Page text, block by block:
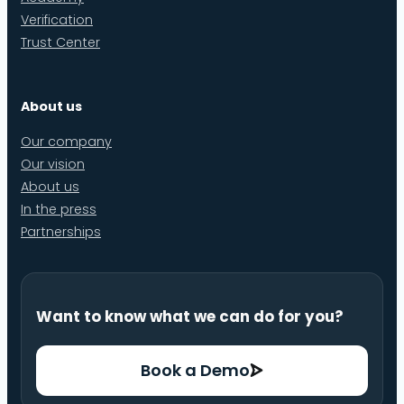
Verification
Trust Center
About us
Our company
Our vision
About us
In the press
Partnerships
Want to know what we can do for you?
Book a Demo